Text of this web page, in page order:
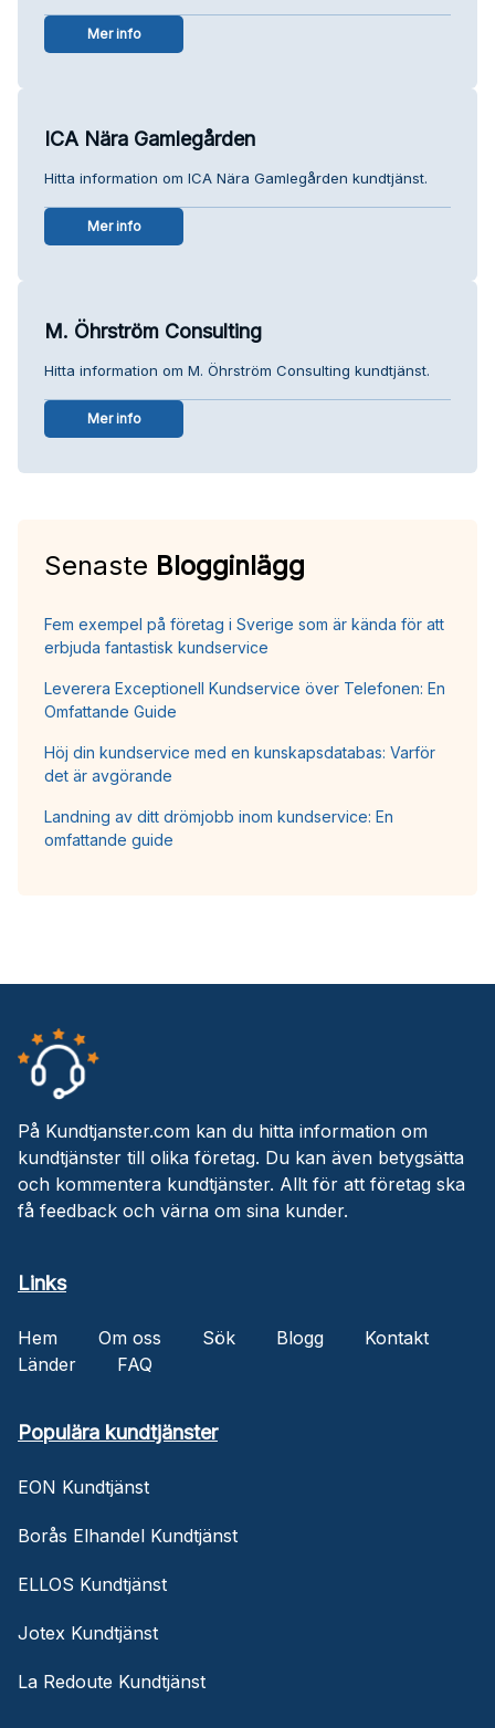
Mer info
ICA Nära Gamlegården
Hitta information om ICA Nära Gamlegården kundtjänst.
Mer info
M. Öhrström Consulting
Hitta information om M. Öhrström Consulting kundtjänst.
Mer info
Senaste Blogginlägg
Fem exempel på företag i Sverige som är kända för att
erbjuda fantastisk kundservice
Leverera Exceptionell Kundservice över Telefonen: En
Omfattande Guide
Höj din kundservice med en kunskapsdatabas: Varför
det är avgörande
Landning av ditt drömjobb inom kundservice: En
omfattande guide
På Kundtjanster.com kan du hitta information om
kundtjänster till olika företag. Du kan även betygsätta
och kommentera kundtjänster. Allt för att företag ska
få feedback och värna om sina kunder.
Links
Hem Om oss Sök Blogg
Kontakt
Länder
FAQ
Populära kundtjänster
EON Kundtjänst
Borås Elhandel Kundtjänst
ELLOS Kundtjänst
Jotex Kundtjänst
La Redoute Kundtjänst